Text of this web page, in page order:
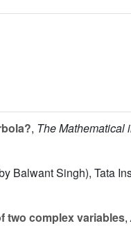
, The Mathematical
Balwant Singh), Tata
two complex variables,